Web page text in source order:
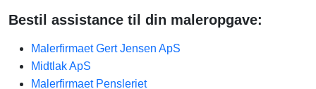
Bestil assistance til din maleropgave:
Malerfirmaet Gert Jensen ApS
Midtlak ApS
Malerfirmaet Pensleriet